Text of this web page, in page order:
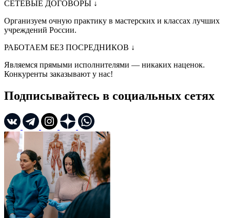
СЕТЕВЫЕ ДОГОВОРЫ ↓
Организуем очную практику в мастерских и классах лучших
учреждений России.
РАБОТАЕМ БЕЗ ПОСРЕДНИКОВ ↓
Являемся прямыми исполнителями — никаких наценок.
Конкуренты заказывают у нас!
Подписывайтесь в социальных сетях